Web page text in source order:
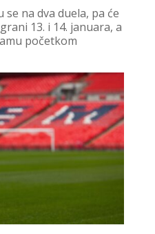
na dva duela, pa će
13. i 14. januara, a
početkom